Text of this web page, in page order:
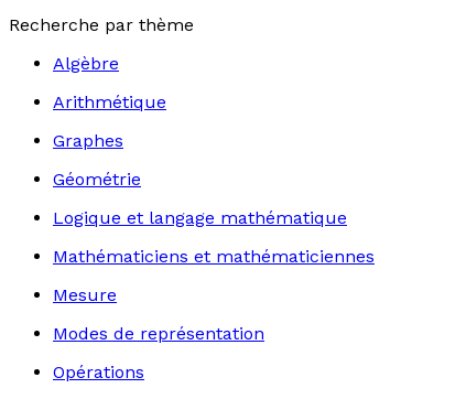
Recherche par thème
Algèbre
Arithmétique
Graphes
Géométrie
Logique et langage mathématique
Mathématiciens et mathématiciennes
Mesure
Modes de représentation
Opérations